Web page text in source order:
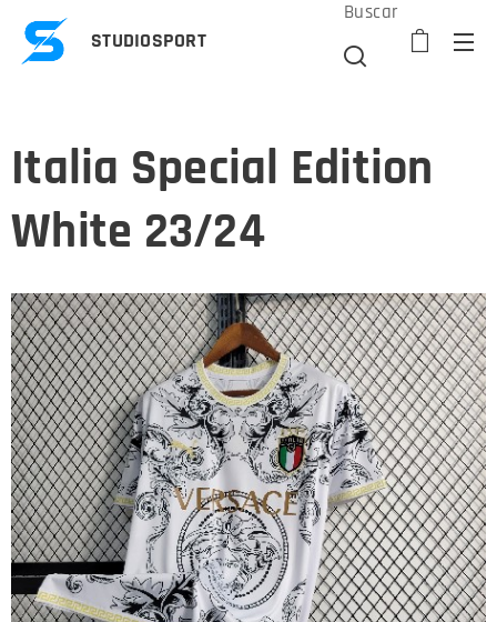
STUDIOSPORT
Buscar
Italia Special Edition
White 23/24